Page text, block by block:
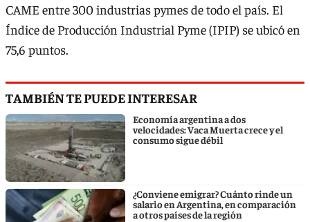
CAME entre 300 industrias pymes de todo el país. El
Índice de Producción Industrial Pyme (IPIP) se ubicó en
75,6 puntos.
TAMBIÉN TE PUEDE INTERESAR
Economía argentina a dos
velocidades: Vaca Muerta crece y el
consumo sigue débil
¿Conviene emigrar? Cuánto rinde un
salario en Argentina, en comparación
a otros países de la región